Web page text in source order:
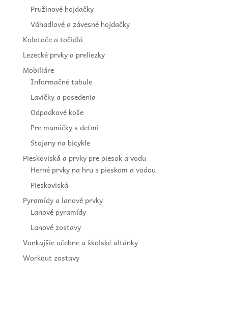
Pružinové hojdačky
Váhadlové a závesné hojdačky
Kolotoče a točidlá
Lezecké prvky a preliezky
Mobiliáre
Informačné tabule
Lavičky a posedenia
Odpadkové koše
Pre mamičky s deťmi
Stojany na bicykle
Pieskoviská a prvky pre piesok a vodu
Herné prvky na hru s pieskom a vodou
Pieskoviská
Pyramídy a lanové prvky
Lanové pyramídy
Lanové zostavy
Vonkajšie učebne a školské altánky
Workout zostavy